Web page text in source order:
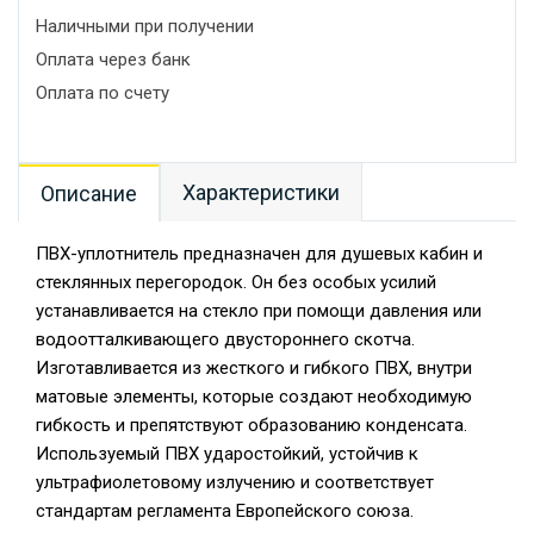
Наличными при получении
Оплата через банк
Оплата по счету
Описание Характеристики
ПВХ-уплотнитель предназначен для душевых кабин и
стеклянных перегородок. Он без особых усилий
устанавливается на стекло при помощи давления или
водоотталкивающего двустороннего скотча.
Изготавливается из жесткого и гибкого ПВХ, внутри
матовые элементы, которые создают необходимую
гибкость и препятствуют образованию конденсата.
Используемый ПВХ ударостойкий, устойчив к
ультрафиолетовому излучению и соответствует
стандартам регламента Европейского союза.